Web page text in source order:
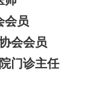
会员
会会员
门诊主任